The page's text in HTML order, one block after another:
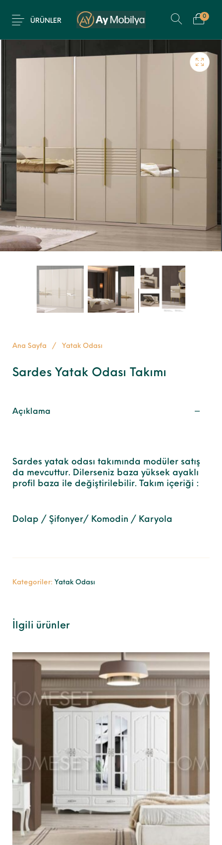
ÜRÜNLER
0
Ana Sayfa / Yatak Odası
Sardes Yatak Odası Takımı
Açıklama
Sardes yatak odası takımında modüler satış
da mevcuttur. Dilerseniz baza yüksek ayaklı
profil baza ile değiştirilebilir. Takım içeriği :
Dolap / Şifonyer/ Komodin / Karyola
Kategoriler: Yatak Odası
İlgili ürünler